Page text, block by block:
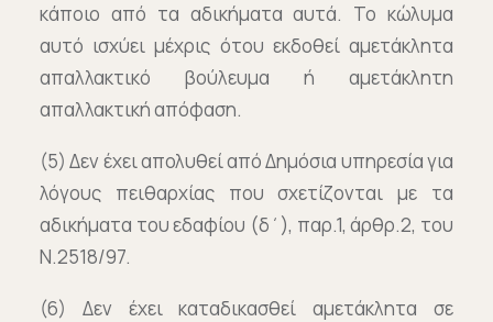
κάποιο από τα αδικήματα αυτά. Το κώλυμα
αυτό ισχύει μέχρις ότου εκδοθεί αμετάκλητα
απαλλακτικό βούλευμα ή αμετάκλητη
απαλλακτική απόφαση.
(5) Δεν έχει απολυθεί από Δημόσια υπηρεσία για
λόγους πειθαρχίας που σχετίζονται με τα
αδικήματα του εδαφίου (δ΄), παρ.1, άρθρ.2, του
Ν.2518/97.
(6) Δεν έχει καταδικασθεί αμετάκλητα σε